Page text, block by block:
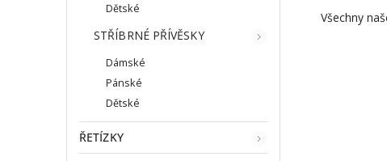
Dětské
STŘÍBRNÉ PŘÍVĚSKY
Dámské
Pánské
Dětské
ŘETÍZKY
Všechny